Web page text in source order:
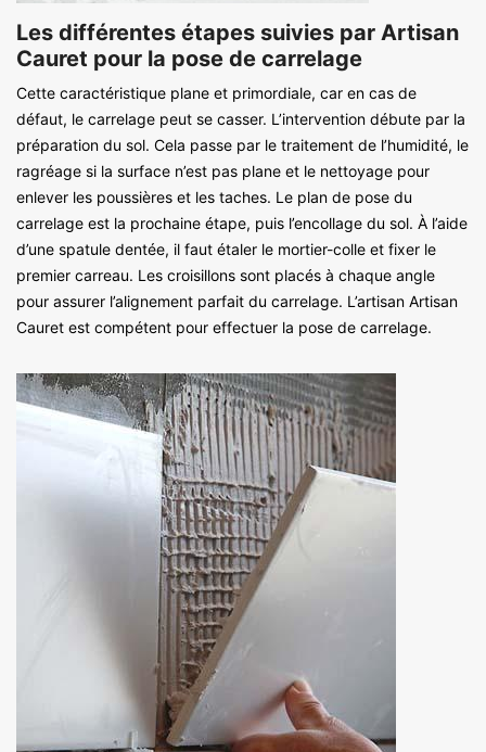
Les différentes étapes suivies par Artisan
Cauret pour la pose de carrelage
Cette caractéristique plane et primordiale, car en cas de
défaut, le carrelage peut se casser. L’intervention débute par la
préparation du sol. Cela passe par le traitement de l’humidité, le
ragréage si la surface n’est pas plane et le nettoyage pour
enlever les poussières et les taches. Le plan de pose du
carrelage est la prochaine étape, puis l’encollage du sol. À l’aide
d’une spatule dentée, il faut étaler le mortier-colle et fixer le
premier carreau. Les croisillons sont placés à chaque angle
pour assurer l’alignement parfait du carrelage. L’artisan Artisan
Cauret est compétent pour effectuer la pose de carrelage.